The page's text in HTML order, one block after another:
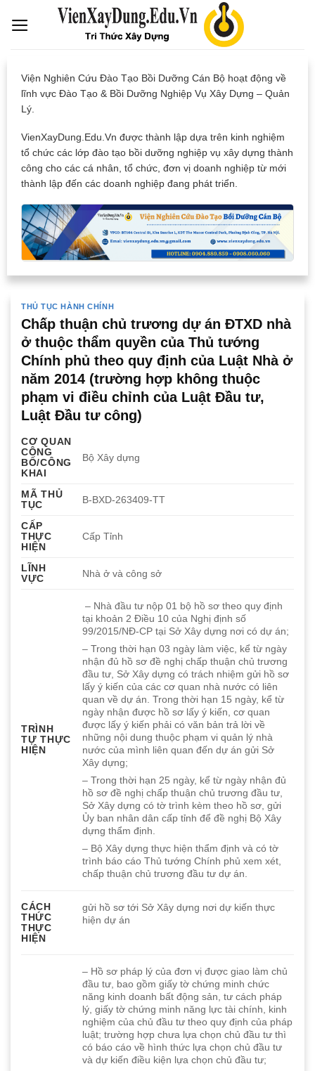
Viện Nghiên Cứu Đào Tạo Bồi Dưỡng Cán Bộ hoạt động về
lĩnh vực Đào Tạo & Bồi Dưỡng Nghiệp Vụ Xây Dựng – Quản
Lý.
VienXayDung.Edu.Vn được thành lập dựa trên kinh nghiệm
tổ chức các lớp đào tạo bồi dưỡng nghiệp vụ xây dựng thành
công cho các cá nhân, tổ chức, đơn vị doanh nghiệp từ mới
thành lập đến các doanh nghiệp đang phát triển.
THỦ TỤC HÀNH CHÍNH
Chấp thuận chủ trương dự án ĐTXD nhà
ở thuộc thẩm quyền của Thủ tướng
Chính phủ theo quy định của Luật Nhà ở
năm 2014 (trường hợp không thuộc
phạm vi điều chỉnh của Luật Đầu tư,
Luật Đầu tư công)
CƠ QUAN
CÔNG
BỐ/CÔNG
KHAI
Bộ Xây dựng
MÃ THỦ
TỤC
B-BXD-263409-TT
CẤP
THỰC
HIỆN
Cấp Tỉnh
LĨNH
VỰC
Nhà ở và công sở
TRÌNH
TỰ THỰC
HIỆN
– Nhà đầu tư nộp 01 bộ hồ sơ theo quy định
tại khoản 2 Điều 10 của Nghị định số
99/2015/NĐ-CP tại Sở Xây dựng nơi có dự án;
– Trong thời hạn 03 ngày làm việc, kể từ ngày
nhận đủ hồ sơ đề nghị chấp thuận chủ trương
đầu tư, Sở Xây dựng có trách nhiệm gửi hồ sơ
lấy ý kiến của các cơ quan nhà nước có liên
quan về dự án. Trong thời hạn 15 ngày, kể từ
ngày nhận được hồ sơ lấy ý kiến, cơ quan
được lấy ý kiến phải có văn bản trả lời về
những nội dung thuộc phạm vi quản lý nhà
nước của mình liên quan đến dự án gửi Sở
Xây dựng;
– Trong thời hạn 25 ngày, kể từ ngày nhận đủ
hồ sơ đề nghị chấp thuận chủ trương đầu tư,
Sở Xây dựng có tờ trình kèm theo hồ sơ, gửi
Ủy ban nhân dân cấp tỉnh để đề nghị Bộ Xây
dựng thẩm định.
– Bộ Xây dựng thực hiện thẩm định và có tờ
trình báo cáo Thủ tướng Chính phủ xem xét,
chấp thuận chủ trương đầu tư dự án.
CÁCH
THỨC
THỰC
HIỆN
gửi hồ sơ tới Sở Xây dựng nơi dự kiến thực
hiện dự án
– Hồ sơ pháp lý của đơn vị được giao làm chủ
đầu tư, bao gồm giấy tờ chứng minh chức
năng kinh doanh bất động sản, tư cách pháp
lý, giấy tờ chứng minh năng lực tài chính, kinh
nghiệm của chủ đầu tư theo quy định của pháp
luật; trường hợp chưa lựa chọn chủ đầu tư thì
có báo cáo về hình thức lựa chọn chủ đầu tư
và dự kiến điều kiện lựa chọn chủ đầu tư;